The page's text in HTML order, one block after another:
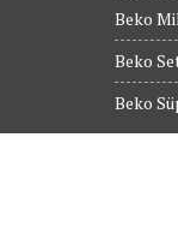
Beko
Beko
Beko